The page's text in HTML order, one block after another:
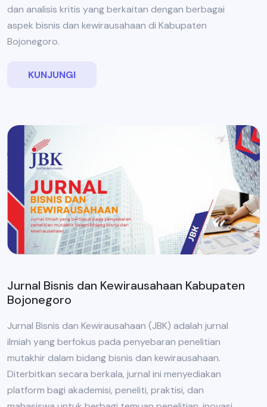
dan analisis kritis yang berkaitan dengan berbagai
aspek bisnis dan kewirausahaan di Kabupaten
Bojonegoro.
KUNJUNGI
Jurnal Bisnis dan Kewirausahaan Kabupaten
Bojonegoro
Jurnal Bisnis dan Kewirausahaan (JBK) adalah jurnal
ilmiah yang berfokus pada penyebaran penelitian
mutakhir dalam bidang bisnis dan kewirausahaan.
Diterbitkan secara berkala, jurnal ini menyediakan
platform bagi akademisi, peneliti, praktisi, dan